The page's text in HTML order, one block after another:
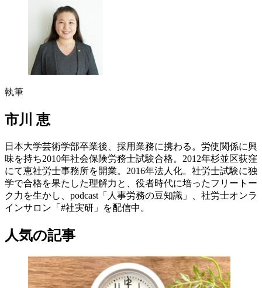
執筆
市川 恵
日本大学芸術学部卒業後、採用業務に携わる。労使関係に興
味を持ち2010年社会保険労務士試験合格。2012年杉並区荻窪
にて恵社労士事務所を開業。2016年法人化。社労士試験に独
学で合格を果たした理解力と、役者時代に培ったフリートー
ク力を生かし、podcast「人事労務の豆知識」、社労士オンラ
インサロン「#社実研」を配信中。
人気の記事